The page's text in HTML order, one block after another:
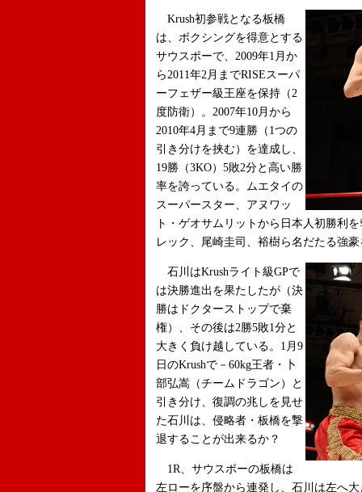
Krush初参戦となる板橋
は、ボクシングを得意とする
サウスポーで、2009年1月か
ら2011年2月までRISEスーパ
ーフェザー級王座を保持（2
度防衛）。2007年10月から
2010年4月まで9連勝（1つの
引き分けを挟む）を達成し、
19勝（3KO）5敗2分と高い勝
率を誇っている。ムエタイの
スーパースター、アヌワッ
ト・ゲオサムリットから日本人初勝利
レック、尾崎圭司、裕樹ら名だたる強
石川はKrushライト級GPで
は決勝進出を果たしたが（決
勝はドクターストップで棄
権）、その後は2勝5敗1分と
大きく負け越している。1月9
日のKrushで－60kg王者・卜
部弘嵩（チームドラゴン）と
引き分け、復調の兆しを見せ
た石川は、侵略者・板橋を撃
退することが出来るか？
1R、サウスポーの板橋は
左ローを序盤から連発し、石川は左へ